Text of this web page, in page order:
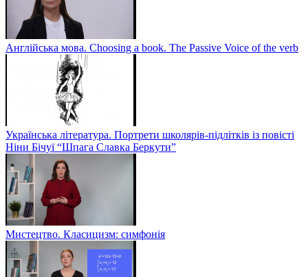
Англійська мова. Choosing a book. The Passive Voice of the verb
Українська література. Портрети школярів-підлітків із повісті
Ніни Бічуї “Шпага Славка Беркути”
Мистецтво. Класицизм: симфонія